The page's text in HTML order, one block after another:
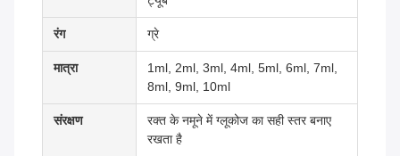
रंग ग्रे
मात्रा
1ml, 2ml, 3ml, 4ml, 5ml, 6ml, 7ml,
8ml, 9ml, 10ml
संरक्षण
रक्त के नमूने में ग्लूकोज का सही स्तर बनाए
रखता है